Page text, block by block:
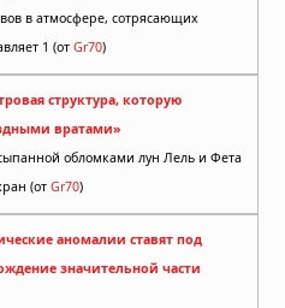
в атмосфере, сотрясающих
1 (от Gr70)
структура, которую
вратами»
обломками лун Лель и Фета
(от Gr70)
аномалии ставят под
значительной части